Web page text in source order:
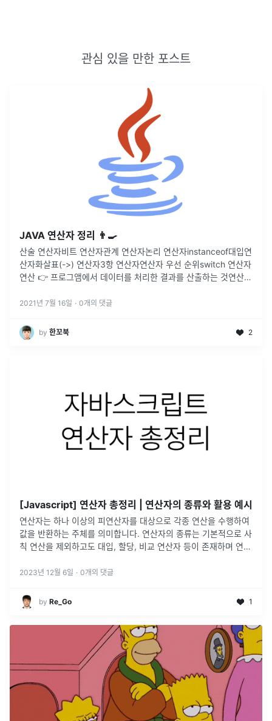
관심 있을 만한 포스트
JAVA 연산자 정리 👨‍🍳
산술 연산자비트 연산자관계 연산자논리 연산자instanceof대입연
산자화살표(->) 연산자3항 연산자연산자 우선 순위switch 연산자
연산 👉 프로그앰에서 데이터를 처리한 결과를 산출하는 것연산자
2021년 7월 16일 · 0개의 댓글
by 한꼬북 2
[Javascript] 연산자 총정리 | 연산자의 종류와 활용 예시
연산자는 하나 이상의 피연산자를 대상으로 각종 연산을 수행하여
값을 반환하는 주체를 의미합니다. 연산자의 종류는 기본적으로 사
칙 연산을 제외하고도 대입, 할당, 비교 연산자 등이 존재하며 연산
(side eff...
2023년 12월 6일 · 0개의 댓글
by Re_Go 1